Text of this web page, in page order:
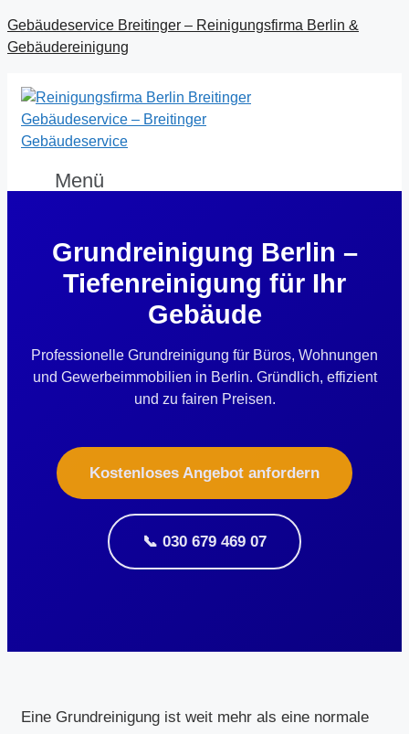
Gebäudeservice Breitinger – Reinigungsfirma Berlin &
Gebäudereinigung
Menü
Grundreinigung Berlin –
Tiefenreinigung für Ihr
Gebäude
Professionelle Grundreinigung für Büros, Wohnungen
und Gewerbeimmobilien in Berlin. Gründlich, effizient
und zu fairen Preisen.
Kostenloses Angebot anfordern
📞 030 679 469 07
Eine Grundreinigung ist weit mehr als eine normale